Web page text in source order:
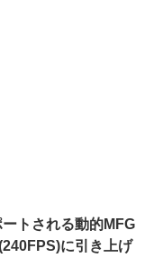
トされる動的MFG
に引き上げ